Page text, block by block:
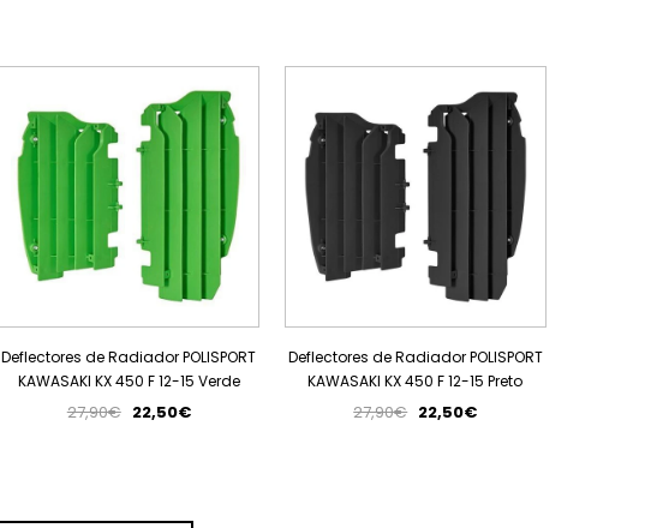
Deflectores de Radiador POLISPORT
KAWASAKI KX 450 F 12-15 Verde
27,90€ 22,50€
Deflectores de Radiador POLISPORT
KAWASAKI KX 450 F 12-15 Preto
27,90€ 22,50€